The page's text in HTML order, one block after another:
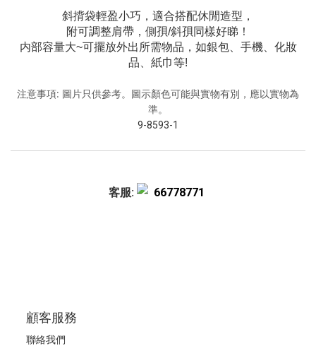
斜揹袋輕盈小巧，適合搭配休閒造型，
附可調整肩帶，側孭/斜孭同樣好睇！
内部容量大~可擺放外出所需物品，如銀包、手機、化妝
品、紙巾等!
注意事項: 圖片只供參考。圖示顏色可能與實物有別，應以實物為
準。
9-8593-1
客服: 66778771
顧客服務
聯絡我們